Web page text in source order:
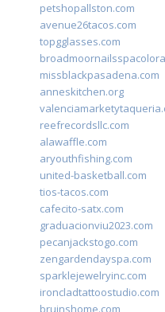
petshopallston.com
avenue26tacos.com
topgglasses.com
missblackpasadena.com
anneskitchen.org
reefrecordsllc.com
alawaffle.com
aryouthfishing.com
united-basketball.com
tios-tacos.com
cafecito-satx.com
graduacionviu2023.com
pecanjackstogo.com
zengardendayspa.com
sparklejewelryinc.com
ironcladtattoostudio.com
bruinshome.com